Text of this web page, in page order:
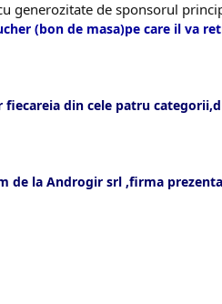
generozitate de sponsorul
(bon de masa)pe care il va
din cele patru
de la Androgir srl ,firma